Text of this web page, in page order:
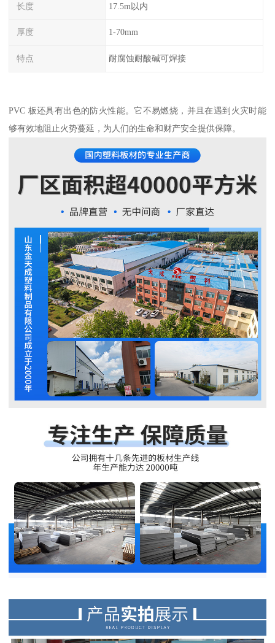
长度 17.5m以内
厚度 1-70mm
特点 耐腐蚀耐酸碱可焊接
PVC 板还具有出色的防火性能。它不易燃烧，并且在遇到火灾时能
够有效地阻止火势蔓延，为人们的生命和财产安全提供保障。